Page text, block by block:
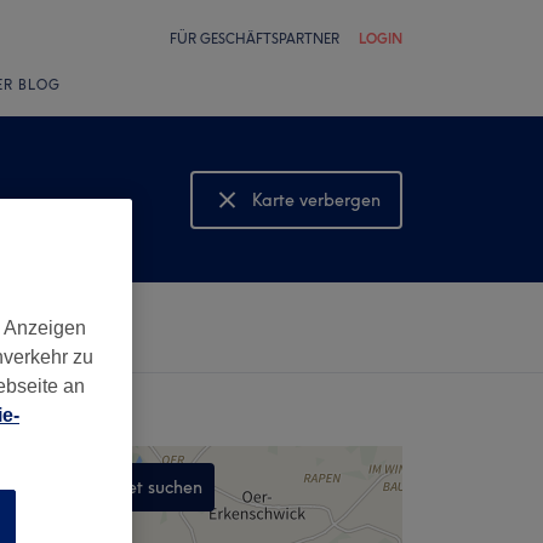
FÜR GESCHÄFTSPARTNER LOGIN
BLOG
Karte verbergen
Karte anzeigen
In diesem Gebiet suchen
zu
an